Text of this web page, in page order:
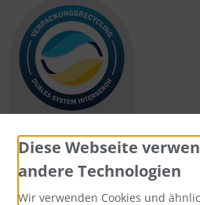
Zahlungsmethoden
Diese Webseite
andere Technologien
Wir verwenden Cookies und